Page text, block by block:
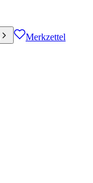
Merkzettel